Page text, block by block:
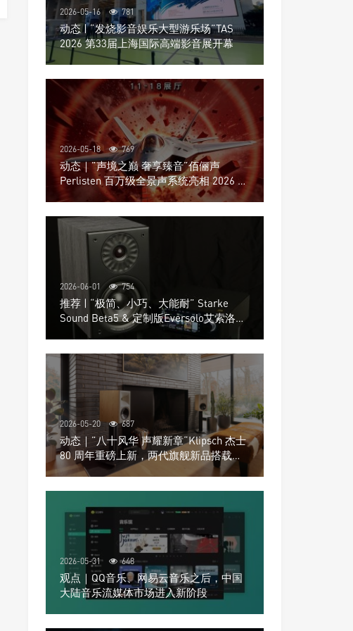
2026-05-16 781
动态 | “发烧影音娱乐大型游乐场”TAS
2026 第33届上海国际高端影音展开幕
2026-05-18 769
动态｜”声境之巅 奢享臻音”佰俪声
Perlisten 百万级全景声系统亮相 2026 北
京国际音响展
2026-06-01 754
推荐 | “极简、小巧、大能耐” Starke
Sound Beta5 & 定制版Eversolo艾索洛
Play音响组合
2026-05-20 687
动态｜”八十风华 声耀新章“Klipsch 杰士
80 周年重磅上新，两代旗舰新品搭载硬
核配置音质再升级
2026-05-31 648
观点｜QQ音乐、网易云音乐之后，中国
大陆音乐流媒体市场进入新阶段